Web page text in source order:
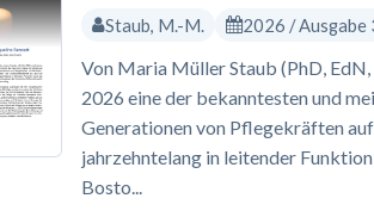
Staub, M.-M. 2026 / Ausgabe
Von Maria Müller Staub (PhD,
2026 eine der bekanntesten und
Generationen von Pflegekräften
jahrzehntelang in leitender
Bosto...